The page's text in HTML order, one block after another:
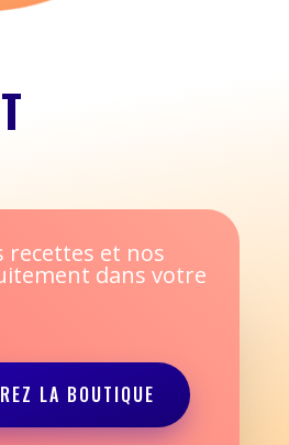
recettes et nos
dans votre
LA BOUTIQUE